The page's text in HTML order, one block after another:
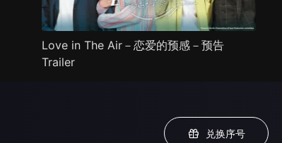
Love in The Air－恋爱的预感－预告
Trailer
兑换序号